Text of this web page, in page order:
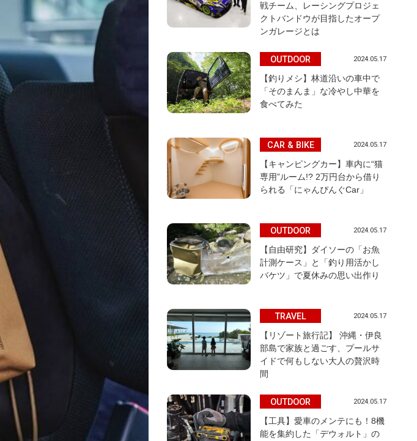
戦チーム、レーシングプロジェ
クトバンドウが目指したオープ
ンガレージとは
OUTDOOR 2024.05.17
【釣りメシ】林道沿いの車中で
「そのまんま」な冷やし中華を
食べてみた
CAR & BIKE 2024.05.17
【キャンピングカー】車内に“猫
専用”ルーム!? 2万円台から借り
られる「にゃんぴんぐCar」
OUTDOOR 2024.05.17
【自由研究】ダイソーの「お魚
計測ケース」と「釣り用活かし
バケツ」で夏休みの思い出作り
TRAVEL 2024.05.17
【リゾート旅行記】 沖縄・伊良
部島で家族と過ごす、プールサ
イドで何もしない大人の贅沢時
間
OUTDOOR 2024.05.17
【工具】愛車のメンテにも！8機
能を集約した「デウォルト」の